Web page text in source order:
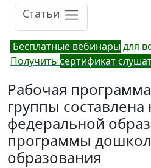
Статьи
Бесплатные вебинарыдля
Получить сертификат
Рабочая
группы составлена
федеральной
программы
образования